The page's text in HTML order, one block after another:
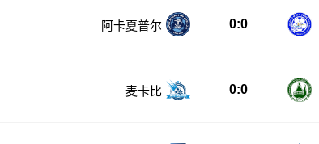
阿卡夏普尔 0:0
麦卡比 0:0